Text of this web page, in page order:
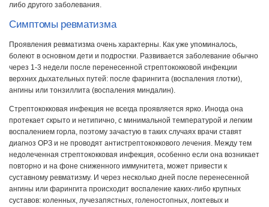
либо другого заболевания.
Симптомы ревматизма
Проявления ревматизма очень характерны. Как уже упоминалось,
болеют в основном дети и подростки. Развивается заболевание обычно
через 1-3 недели после перенесенной стрептококковой инфекции
верхних дыхательных путей: после фарингита (воспаления глотки),
ангины или тонзиллита (воспаления миндалин).
Стрептококковая инфекция не всегда проявляется ярко. Иногда она
протекает скрыто и нетипично, с минимальной температурой и легким
воспалением горла, поэтому зачастую в таких случаях врачи ставят
диагноз ОРЗ и не проводят антистрептококкового лечения. Между тем
недолеченная стрептококковая инфекция, особенно если она возникает
повторно и на фоне сниженного иммунитета, может привести к
суставному ревматизму. И через несколько дней после перенесенной
ангины или фарингита происходит воспаление каких-либо крупных
суставов: коленных, лучезапястных, голеностопных, локтевых и